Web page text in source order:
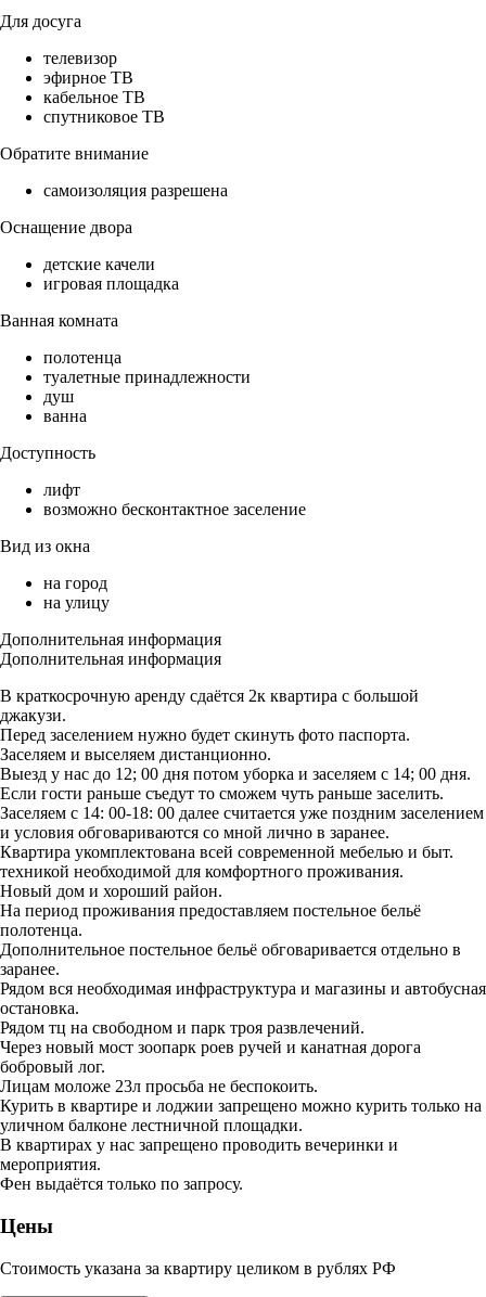
Для досуга
телевизор
эфирное ТВ
кабельное ТВ
спутниковое ТВ
Обратите внимание
самоизоляция разрешена
Оснащение двора
детские качели
игровая площадка
Ванная комната
полотенца
туалетные принадлежности
душ
ванна
Доступность
лифт
возможно бесконтактное заселение
Вид из окна
на город
на улицу
Дополнительная информация
Дополнительная информация
В краткосрочную аренду сдаётся 2к квартира с большой
джакузи.
Перед заселением нужно будет скинуть фото паспорта.
Заселяем и выселяем дистанционно.
Выезд у нас до 12; 00 дня потом уборка и заселяем с 14; 00 дня.
Если гости раньше съедут то сможем чуть раньше заселить.
Заселяем с 14: 00-18: 00 далее считается уже поздним заселением
и условия обговариваются со мной лично в заранее.
Квартира укомплектована всей современной мебелью и быт.
техникой необходимой для комфортного проживания.
Новый дом и хороший район.
На период проживания предоставляем постельное бельё
полотенца.
Дополнительное постельное бельё обговаривается отдельно в
заранее.
Рядом вся необходимая инфраструктура и магазины и автобусная
остановка.
Рядом тц на свободном и парк троя развлечений.
Через новый мост зоопарк роев ручей и канатная дорога
бобровый лог.
Лицам моложе 23л просьба не беспокоить.
Курить в квартире и лоджии запрещено можно курить только на
уличном балконе лестничной площадки.
В квартирах у нас запрещено проводить вечеринки и
мероприятия.
Фен выдаётся только по запросу.
Цены
Стоимость указана за квартиру целиком в рублях РФ